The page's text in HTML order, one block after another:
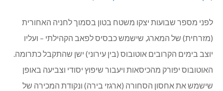
לפני מספר שבועות יצקו משטח בטון בסמוך לחניה האחורית
(מזרחית) של המארג, שישמש כבסיס לפאב הקהילתי – ועליו
יוצב בימים הקרובים אוטובוס (בין עירוני) ישן שהתקבל כתרומה.
האוטובוס יפורק מהכיסאות ויעבור שיפוץ יסודי וצביעה באופן
שישמש את אחסון הסחורה (ארגזי בירה) ונקודת המכירה של